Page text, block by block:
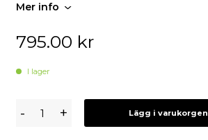
Plätering: 18K Guld/Rhodium
Mer info
795.00 kr
I lager
Svedbom
- + Lägg i varukorgen